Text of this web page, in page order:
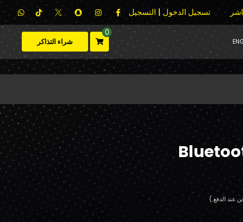
تسجيل الدخول | التسجيل
0
شراء التذاكر
عند الدفع.)